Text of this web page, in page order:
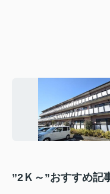
”2Ｋ～”おすすめ記